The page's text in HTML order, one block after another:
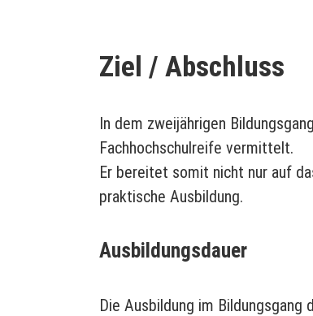
Ziel / Abschluss
In dem zweijährigen
Fachhochschulreife vermittelt.
Er bereitet somit nicht nur auf
praktische Ausbildung.
Ausbildungsdauer
Die Ausbildung im